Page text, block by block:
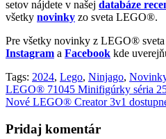
setov nájdete v našej databáze
všetky novinky zo sveta LEGO®.
Pre všetky novinky z LEGO® sveta
Instagram a Facebook kde
Tags: 2024, Lego, Ninjago,
Navigácia
v
článku
LEGO® 71045 Minifigúrky séria
Nové LEGO® Creator 3v1
Pridaj komentár